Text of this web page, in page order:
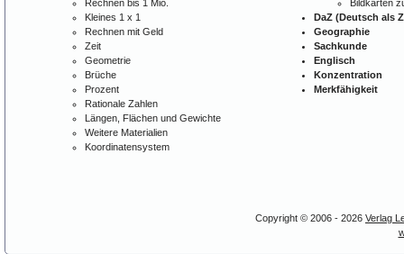
Rechnen bis 1 Mio.
Kleines 1 x 1
Rechnen mit Geld
Zeit
Geometrie
Brüche
Prozent
Rationale Zahlen
Längen, Flächen und Gewichte
Weitere Materialien
Koordinatensystem
Bildkarten
DaZ (Deutsch als
Geographie
Sachkunde
Englisch
Konzentration
Merkfähigkeit
Copyright © 2006 - 2026 Verlag